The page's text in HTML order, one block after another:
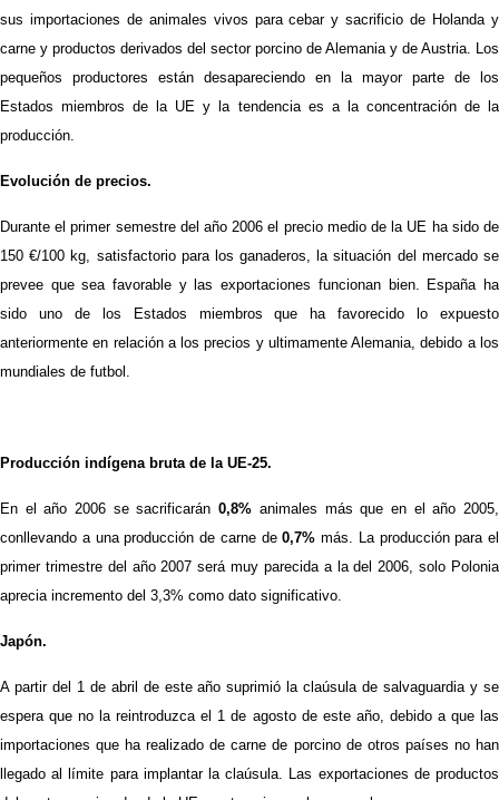
sus importaciones de animales vivos para cebar y sacrificio de Holanda y
carne y productos derivados del sector porcino de Alemania y de Austria. Los
pequeños productores están desapareciendo en la mayor parte de los
Estados miembros de la UE y la tendencia es a la concentración de la
producción.
Evolución de precios.
Durante el primer semestre del año 2006 el precio medio de la UE ha sido de
150 €/100 kg, satisfactorio para los ganaderos, la situación del mercado se
prevee que sea favorable y las exportaciones funcionan bien. España ha
sido uno de los Estados miembros que ha favorecido lo expuesto
anteriormente en relación a los precios y ultimamente Alemania, debido a los
mundiales de futbol.
Producción indígena bruta de la UE-25.
En el año 2006 se sacrificarán0,8% animales más que en el año 2005,
conllevando a una producción de carne de0,7% más. La producción para el
primer trimestre del año 2007 será muy parecida a la del 2006, solo Polonia
aprecia incremento del 3,3% como dato significativo.
Japón.
A partir del 1 de abril de este año suprimió la claúsula de salvaguardia y se
espera que no la reintroduzca el 1 de agosto de este año, debido a que las
importaciones que ha realizado de carne de porcino de otros países no han
llegado al límite para implantar la claúsula. Las exportaciones de productos